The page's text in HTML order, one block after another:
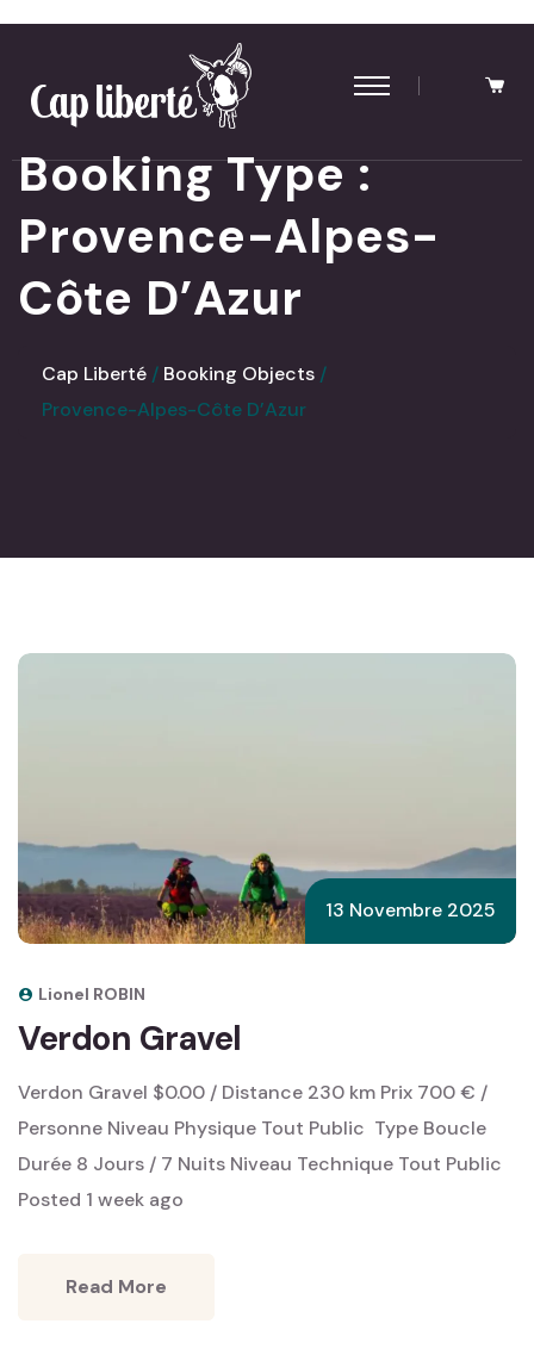
Booking Type :
Provence-Alpes-
Côte D’Azur
Cap Liberté
Booking Objects
Provence-Alpes-Côte D’Azur
13 Novembre 2025
Lionel ROBIN
Verdon Gravel
Verdon Gravel $0.00 / Distance 230 km Prix 700 € /
Personne Niveau Physique Tout Public ‎ Type Boucle ‎
Durée 8 Jours / 7 Nuits Niveau Technique Tout Public ‎
Posted 1 week ago
Read More